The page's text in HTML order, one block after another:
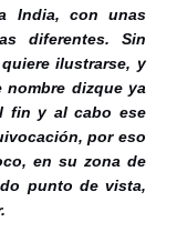
India, con unas
diferentes. Sin
ilustrarse, y
dizque ya
fin y al cabo ese
por eso
en su zona de
punto de vista,